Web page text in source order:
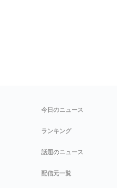
今日のニュース
ランキング
話題のニュース
配信元一覧